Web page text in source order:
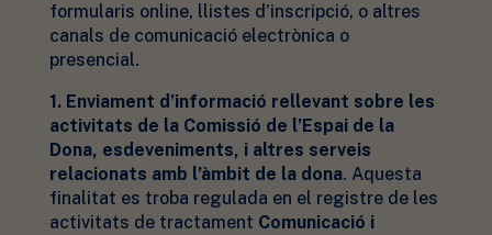
formularis online, llistes d’inscripció, o altres
canals de comunicació electrònica o
presencial.
1. Enviament d’informació rellevant sobre les
activitats de la Comissió de l’Espai de la
Dona, esdeveniments, i altres serveis
relacionats amb l’àmbit de la dona. Aquesta
finalitat es troba regulada en el registre de les
activitats de tractament Comunicació i